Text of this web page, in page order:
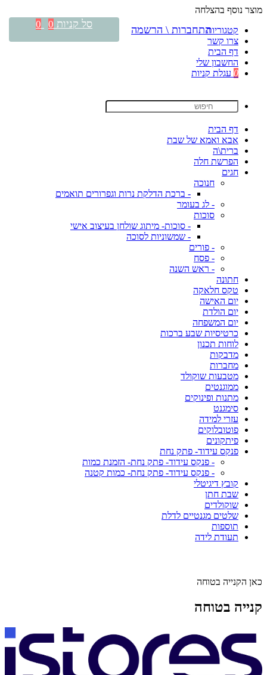
מוצר נוסף בהצלחה
קטגוריות
צרו קשר
דף הבית
החשבון שלי
0 עגלת קניות
דף הבית
אבא ואמא של שבת
ברית\ה
הפרשת חלה
חגים
חנוכה
- ברכת הדלקת נרות וגפרורים תואמים
- לג בעומר
סוכות
- סוכות- מיתוג שולחן בעיצוב אישי
- שמשוניות לסוכה
- פורים
- פסח
- ראש השנה
חתונה
טקס חלאקה
יום האישה
יום הולדת
יום המשפחה
כרטיסיות שבע ברכות
לוחות תכנון
מדבקות
מחברות
מטבעות שוקולד
ממוגנטים
מתנות ופינוקים
סימגנט
עזרי למידה
פוטובלוקים
פיתקונים
פנקס עידוד- פתק נחת
- פנקס עידוד- פתק נחת- הזמנת כמות
- פנקס עידוד- פתק נחת- כמות קטנה
קובץ דיגיטלי
שבת חתן
שוקולדים
שלטים מגנטיים לדלת
תוספות
תעודת לידה
כאן הקנייה בטוחה
קנייה בטוחה
התחברות \ הרשמה סל קניות 0
0